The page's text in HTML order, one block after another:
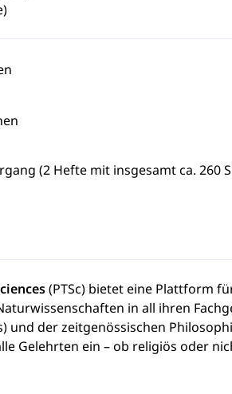
(2 Hefte mit insgesamt ca. 260
(PTSc) bietet eine Plattform
in all ihren
und der zeitgenössischen
Gelehrten ein – ob religiös oder